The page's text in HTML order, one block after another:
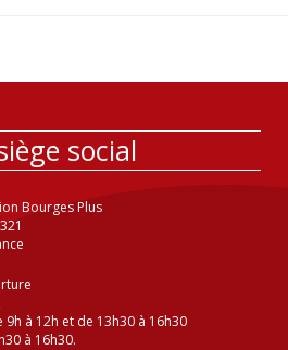
social
Bourges Plus
à 12h et de 13h30 à 16h30
à 16h30.